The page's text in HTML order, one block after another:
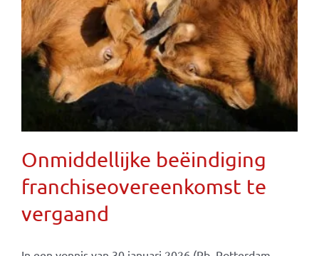
Onmiddellijke beëindiging
franchiseovereenkomst te
vergaand